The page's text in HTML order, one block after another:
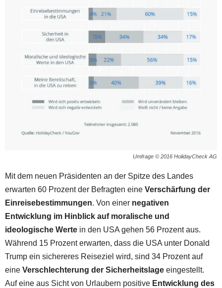
Umfrage © 2016 HolidayCheck AG
Mit dem neuen Präsidenten an der Spitze des Landes
erwarten 60 Prozent der Befragten eine Verschärfung der
Einreisebestimmungen. Von einer negativen
Entwicklung im Hinblick auf moralische und
ideologische Werte in den USA gehen 56 Prozent aus.
Während 15 Prozent erwarten, dass die USA unter Donald
Trump ein sichereres Reiseziel wird, sind 34 Prozent auf
eine Verschlechterung der Sicherheitslage eingestellt.
Auf eine aus Sicht von Urlaubern positive Entwicklung des